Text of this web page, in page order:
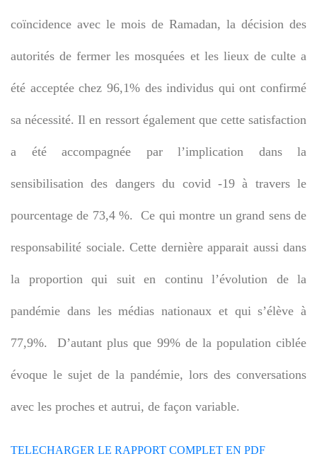
coïncidence avec le mois de Ramadan, la décision des
autorités de fermer les mosquées et les lieux de culte a
été acceptée chez 96,1% des individus qui ont confirmé
sa nécessité. Il en ressort également que cette satisfaction
a été accompagnée par l’implication dans la
sensibilisation des dangers du covid -19 à travers le
pourcentage de 73,4 %. Ce qui montre un grand sens de
responsabilité sociale. Cette dernière apparait aussi dans
la proportion qui suit en continu l’évolution de la
pandémie dans les médias nationaux et qui s’élève à
77,9%. D’autant plus que 99% de la population ciblée
évoque le sujet de la pandémie, lors des conversations
avec les proches et autrui, de façon variable.
TELECHARGER LE RAPPORT COMPLET EN PDF